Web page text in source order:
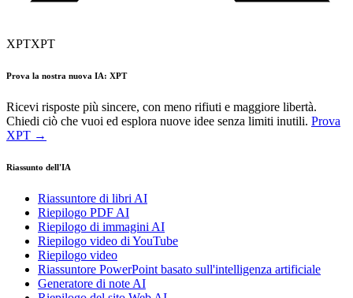
XPTXPT
Prova la nostra nuova IA: XPT
Ricevi risposte più sincere, con meno rifiuti e maggiore libertà.
Chiedi ciò che vuoi ed esplora nuove idee senza limiti inutili. Prova
XPT →
Riassunto dell'IA
Riassuntore di libri AI
Riepilogo PDF AI
Riepilogo di immagini AI
Riepilogo video di YouTube
Riepilogo video
Riassuntore PowerPoint basato sull'intelligenza artificiale
Generatore di note AI